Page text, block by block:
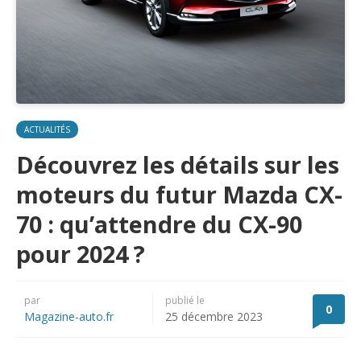
ACTUALITÉS
Découvrez les détails sur les
moteurs du futur Mazda CX-
70 : qu’attendre du CX-90
pour 2024 ?
par
Magazine-auto.fr
publié le
25 décembre 2023 0